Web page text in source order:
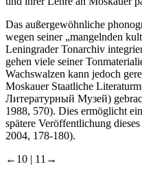
Das außergewöhnliche
wegen seiner „mangelnden
Leningrader Tonarchiv
gehen viele seiner
Wachswalzen kann jedoch
Moskauer Staatliche
Литературный Музей)
1988, 570). Dies ermöglicht
spätere Veröffentlichung
2004, 178-180).
←10 | 11→